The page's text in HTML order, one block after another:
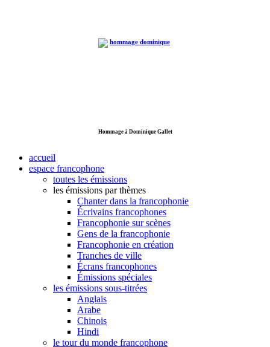
Hommage à Dominique Gallet
accueil
espace francophone
toutes les émissions
les émissions par thèmes
Chanter dans la francophonie
Écrivains francophones
Francophonie sur scènes
Gens de la francophonie
Francophonie en création
Tranches de ville
Écrans francophones
Émissions spéciales
les émissions sous-titrées
Anglais
Arabe
Chinois
Hindi
le tour du monde francophone